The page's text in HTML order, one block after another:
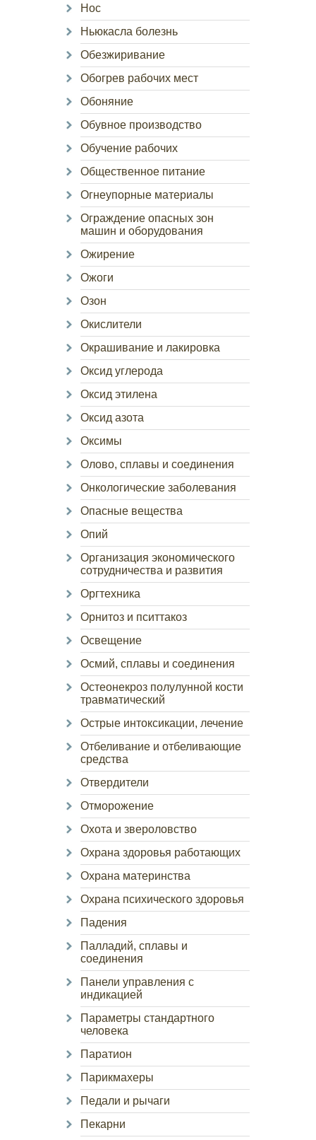
Нос
Ньюкасла болезнь
Обезжиривание
Обогрев рабочих мест
Обоняние
Обувное производство
Обучение рабочих
Общественное питание
Огнеупорные материалы
Ограждение опасных зон
машин и оборудования
Ожирение
Ожоги
Озон
Окислители
Окрашивание и лакировка
Оксид углерода
Оксид этилена
Оксид азота
Оксимы
Олово, сплавы и соединения
Онкологические заболевания
Опасные вещества
Опий
Организация экономического
сотрудничества и развития
Оргтехника
Орнитоз и пситтакоз
Освещение
Осмий, сплавы и соединения
Остеонекроз полулунной кости
травматический
Острые интоксикации, лечение
Отбеливание и отбеливающие
средства
Отвердители
Отморожение
Охота и звероловство
Охрана здоровья работающих
Охрана материнства
Охрана психического здоровья
Падения
Палладий, сплавы и
соединения
Панели управления с
индикацией
Параметры стандартного
человека
Паратион
Парикмахеры
Педали и рычаги
Пекарни